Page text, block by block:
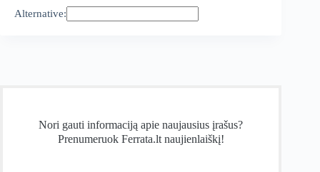
Alternative:
Nori gauti informaciją apie naujausius įrašus?
Prenumeruok Ferrata.lt naujienlaiškį!